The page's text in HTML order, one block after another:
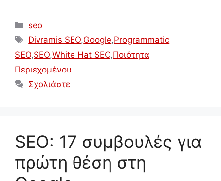
Κατηγορίες
seo
Ετικέτες
Divramis SEO,Google,Programmatic
SEO,SEO,White Hat SEO,Ποιότητα
Περιεχομένου
Σχολιάστε
SEO: 17 συμβουλές για
πρώτη θέση στη